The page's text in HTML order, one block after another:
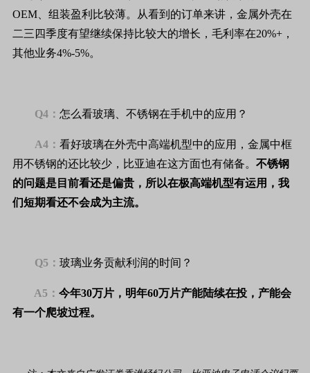
OEM、组装盈利比较薄。从看到的订单来讲，金属外壳在
二三四季度有望继续保持比较大的增长，毛利率在20%+，
其他业务4%-5%。
Q4： 怎么看玻璃、不锈钢在手机中的应用？
A4： 看好玻璃在外壳中高端机型中的应用，金属中框
用不锈钢的还比较少，比亚迪在这方面也有储备。 不锈钢
的问题是目前看还是偏贵，所以在极高端机型有运用，我
们短期看还不会成为主流。
Q5： 玻璃业务贡献利润的时间？
A5： 今年30万片，明年60万片产能陆续在投，产能会
有一个爬坡过程。